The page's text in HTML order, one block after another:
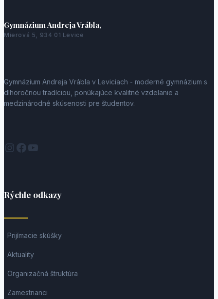
Gymnázium Andreja Vrábla,
Mierová 5, 934 01 Levice
Gymnázium Andreja Vrábla v Leviciach - moderné gymnázium s
dlhoročnou tradíciou, ponúkajúce kvalitné vzdelanie a
medzinárodné skúsenosti pre študentov.
Instagram
Facebook
YouTube
Rýchle odkazy
Prijímacie skúšky
Aktuality
Organizačná štruktúra
Zamestnanci